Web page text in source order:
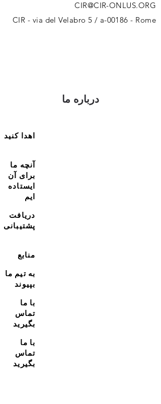
CIR@CIR-ONLUS.ORG
CIR - via del Velabro 5 / a-00186 - Rome
درباره ما
اهدا کنید
آنچه ما
برای آن
ایستاده
ایم
دریافت
پشتیبانی
منابع
به تیم ما
بپیوند
با ما
تماس
بگیرید
با ما
تماس
بگیرید